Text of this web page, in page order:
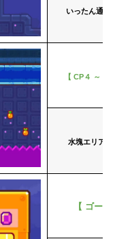
いったん通り
【 CP４ ～
水塊エリア後
【 ゴー